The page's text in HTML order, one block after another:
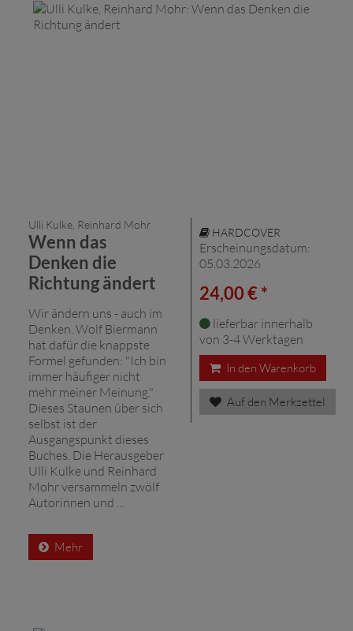
Ulli Kulke, Reinhard Mohr
Wenn das
Denken die
Richtung ändert
Wir ändern uns - auch im
Denken. Wolf Biermann
hat dafür die knappste
Formel gefunden: "Ich bin
immer häufiger nicht
mehr meiner Meinung."
Dieses Staunen über sich
selbst ist der
Ausgangspunkt dieses
Buches. Die Herausgeber
Ulli Kulke und Reinhard
Mohr versammeln zwölf
Autorinnen und ...
Mehr
HARDCOVER
Erscheinungsdatum:
05.03.2026
24,00 € *
lieferbar innerhalb
von 3-4 Werktagen
In den Warenkorb
Auf den Merkzettel